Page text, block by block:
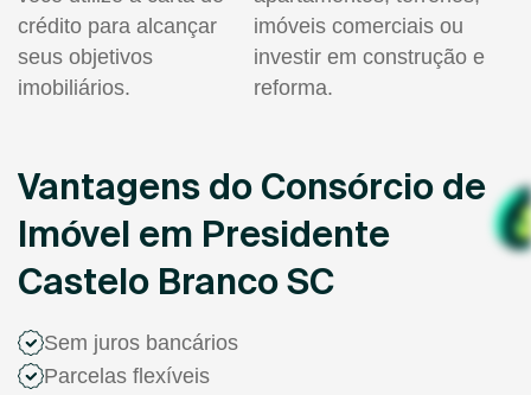
crédito para alcançar
seus objetivos
imobiliários.
imóveis comerciais ou
investir em construção e
reforma.
Vantagens do Consórcio de
Imóvel em Presidente
Castelo Branco SC
Sem juros bancários
Parcelas flexíveis